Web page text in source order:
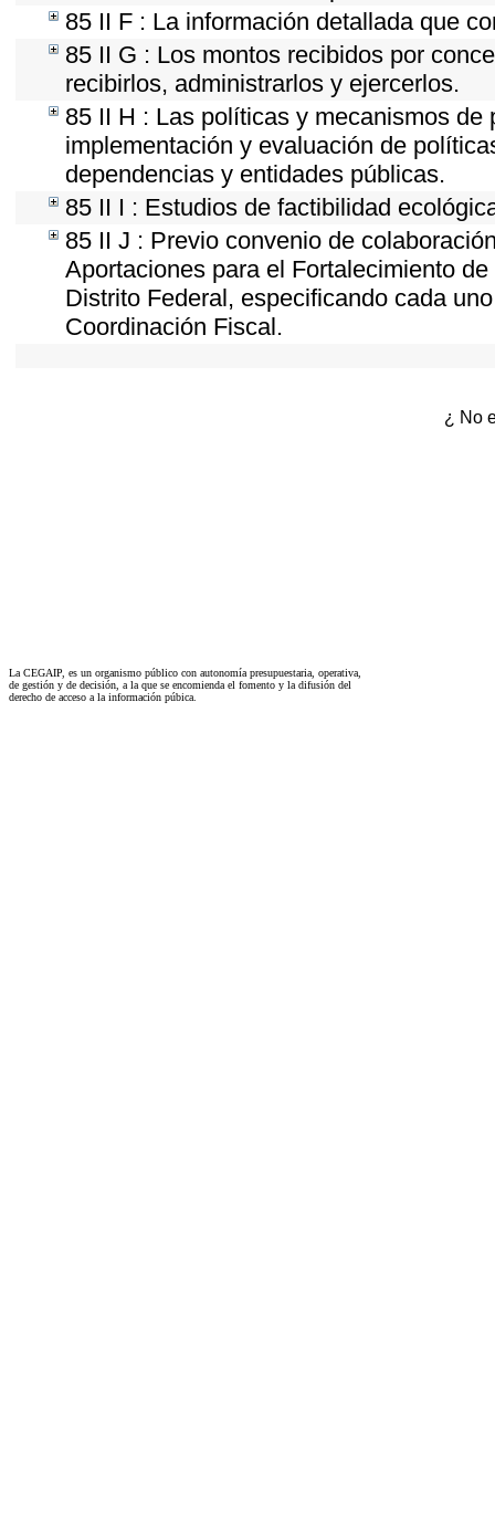
85 II F : La información detallada que
85 II G : Los montos recibidos por
recibirlos, administrarlos y ejercerlos.
85 II H : Las políticas y mecanismos
implementación y evaluación de
dependencias y entidades públicas.
85 II I : Estudios de factibilidad
85 II J : Previo convenio de
Aportaciones para el Fortalecimiento
Distrito Federal, especificando cada
Coordinación Fiscal.
¿ No
La CEGAIP, es un organismo público con autonomía presupuestaria, operativa,
de gestión y de decisión, a la que se encomienda el fomento y la difusión del
derecho de acceso a la información púbica.